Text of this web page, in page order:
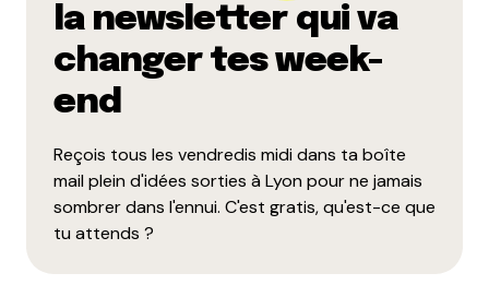
la newsletter qui va
changer tes week-
end
Reçois tous les vendredis midi dans ta boîte
mail plein d'idées sorties à Lyon pour ne jamais
sombrer dans l'ennui. C'est gratis, qu'est-ce que
tu attends ?